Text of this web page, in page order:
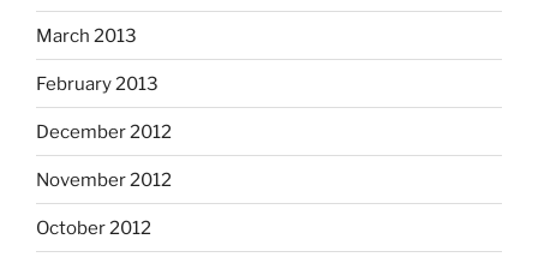
March 2013
February 2013
December 2012
November 2012
October 2012